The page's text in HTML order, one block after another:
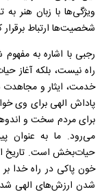
ویژگی‌ها با زبان هنر
شخصیت‌ها ارتباط
رجبی با اشاره به
راه نیست، بلکه آغاز
خدمت، ایثار و مجاهدت
پاداش الهی برای وی
برای مردم سخت و
می‌رود. ما به عنوان
حیات‌بخش است. تاریخ
خون پاکی در راه خدا
شدن ارزش‌های الهی